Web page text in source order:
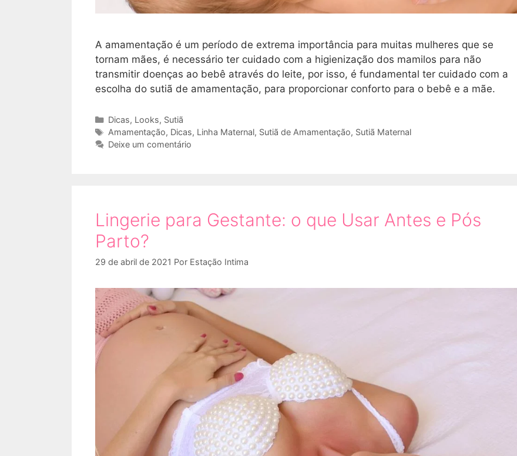
A amamentação é um período de extrema importância para muitas mulheres que se
tornam mães, é necessário ter cuidado com a higienização dos mamilos para não
transmitir doenças ao bebê através do leite, por isso, é fundamental ter cuidado com a
escolha do sutiã de amamentação, para proporcionar conforto para o bebê e a mãe.
Categorias
Dicas, Looks, Sutiã
Tags
Amamentação, Dicas, Linha Maternal, Sutiã de Amamentação, Sutiã Maternal
Deixe um comentário
Lingerie para Gestante: o que Usar Antes e Pós
Parto?
29 de abril de 2021 Por Estação Intima